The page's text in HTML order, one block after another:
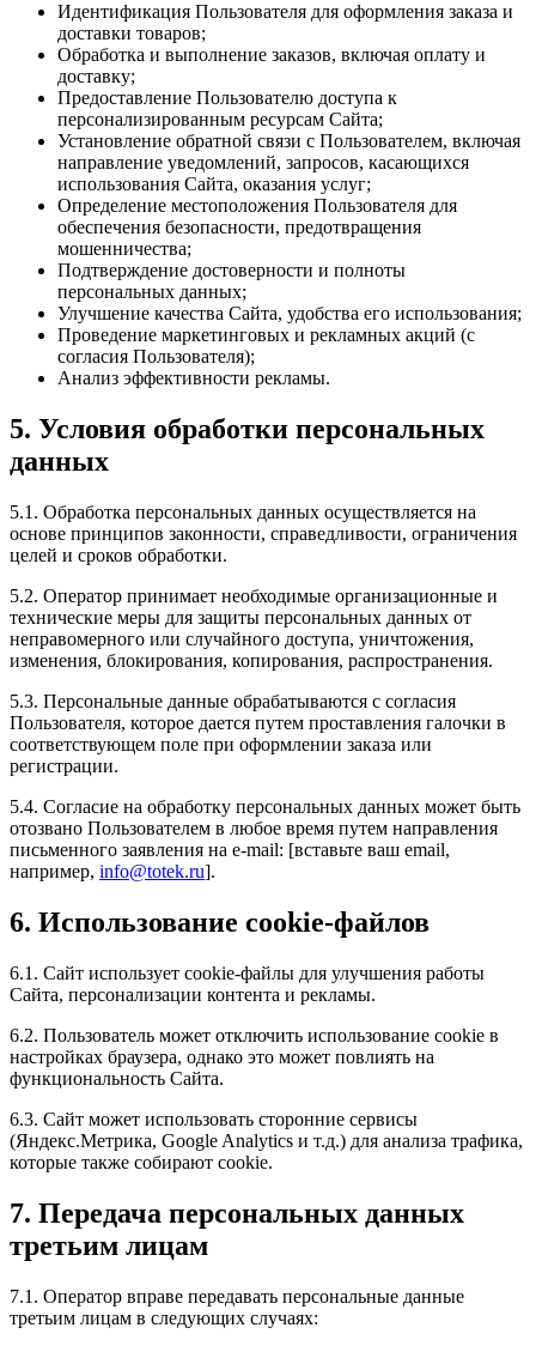
Идентификация Пользователя для оформления заказа и
доставки товаров;
Обработка и выполнение заказов, включая оплату и
доставку;
Предоставление Пользователю доступа к
персонализированным ресурсам Сайта;
Установление обратной связи с Пользователем, включая
направление уведомлений, запросов, касающихся
использования Сайта, оказания услуг;
Определение местоположения Пользователя для
обеспечения безопасности, предотвращения
мошенничества;
Подтверждение достоверности и полноты
персональных данных;
Улучшение качества Сайта, удобства его использования;
Проведение маркетинговых и рекламных акций (с
согласия Пользователя);
Анализ эффективности рекламы.
5. Условия обработки персональных
данных
5.1. Обработка персональных данных осуществляется на
основе принципов законности, справедливости, ограничения
целей и сроков обработки.
5.2. Оператор принимает необходимые организационные и
технические меры для защиты персональных данных от
неправомерного или случайного доступа, уничтожения,
изменения, блокирования, копирования, распространения.
5.3. Персональные данные обрабатываются с согласия
Пользователя, которое дается путем проставления галочки в
соответствующем поле при оформлении заказа или
регистрации.
5.4. Согласие на обработку персональных данных может быть
отозвано Пользователем в любое время путем направления
письменного заявления на e-mail: [вставьте ваш email,
например, info@totek.ru].
6. Использование cookie-файлов
6.1. Сайт использует cookie-файлы для улучшения работы
Сайта, персонализации контента и рекламы.
6.2. Пользователь может отключить использование cookie в
настройках браузера, однако это может повлиять на
функциональность Сайта.
6.3. Сайт может использовать сторонние сервисы
(Яндекс.Метрика, Google Analytics и т.д.) для анализа трафика,
которые также собирают cookie.
7. Передача персональных данных
третьим лицам
7.1. Оператор вправе передавать персональные данные
третьим лицам в следующих случаях: